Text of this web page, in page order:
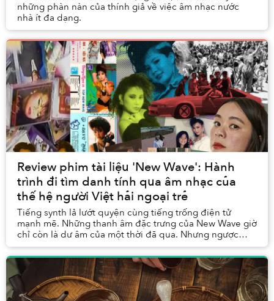
những phàn nàn của thính giả về việc âm nhạc nước
nhà ít đa dạng.
Review phim tài liệu 'New Wave': Hành
trình đi tìm danh tính qua âm nhạc của
thế hệ người Việt hải ngoại trẻ
Tiếng synth lả lướt quyện cùng tiếng trống điện tử
mạnh mẽ. Những thanh âm đặc trưng của New Wave giờ
chỉ còn là dư âm của một thời đã qua. Nhưng ngược
dòng về những năm 1980, chính những giai điệu ấy...